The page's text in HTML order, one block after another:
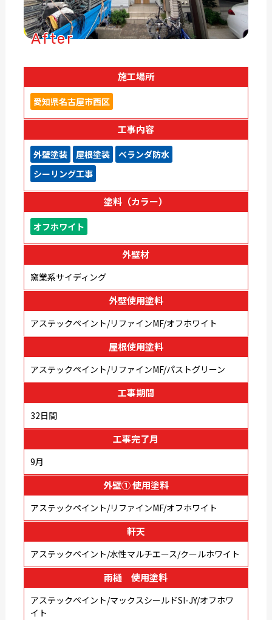
After
施工場所
愛知県名古屋市西区
工事内容
外壁塗装 屋根塗装
ベランダ防水
シーリング工事
塗料（カラー）
オフホワイト
外壁材
窯業系サイディング
外壁使用塗料
アステックペイント/リファインMF/オフホワイト
屋根使用塗料
アステックペイント/リファインMF/パストグリーン
工事期間
32日間
工事完了月
9月
外壁① 使用塗料
アステックペイント/リファインMF/オフホワイト
軒天
アステックペイント/水性マルチエース/クールホワイト
雨樋 使用塗料
アステックペイント/マックスシールドSI-JY/オフホワ
イト